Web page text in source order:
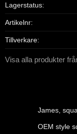
Lagerstatus
Artikelnr
Tillverkare
Visa alla produkter
James,
OEM style